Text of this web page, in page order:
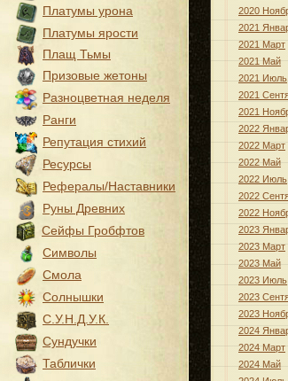
Платумы урона
Платумы ярости
Плащ Тьмы
Призовые жетоны
Разноцветная неделя
Ранги
Репутация стихий
Ресурсы
Рефералы/Наставники
Руны Древних
Сейфы Гробфтов
Символы
Смола
Солнышки
С.У.Н.Д.У.К.
Сундучки
Таблички
2020
2021
2021 Март
2021 Май
2021 Июль
2021
2021
2022
2022 Март
2022 Май
2022 Июль
2022
2022
2023
2023 Март
2023 Май
2023 Июль
2023
2023
2024
2024 Март
2024 Май